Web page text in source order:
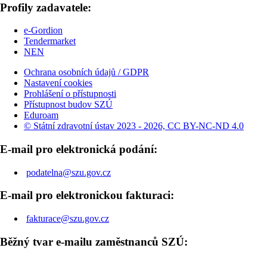
Profily zadavatele:
e-Gordion
Tendermarket
NEN
Ochrana osobních údajů / GDPR
Nastavení cookies
Prohlášení o přístupnosti
Přístupnost budov SZÚ
Eduroam
© Státní zdravotní ústav 2023 - 2026, CC BY-NC-ND 4.0
E-mail pro elektronická podání:
podatelna@szu.gov.cz
E-mail pro elektronickou fakturaci:
fakturace@szu.gov.cz
Běžný tvar e-mailu zaměstnanců SZÚ: